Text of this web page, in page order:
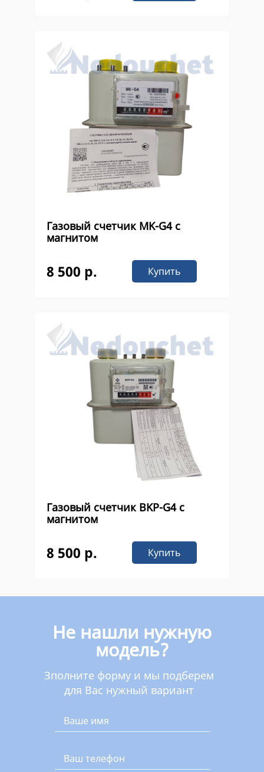
Газовый счетчик MK-G4 с
магнитом
8 500 р. Купить
Газовый счетчик ВKР-G4 с
магнитом
8 500 р. Купить
Не нашли нужную
модель?
Зполните форму и мы подберем
для Вас нужный вариант